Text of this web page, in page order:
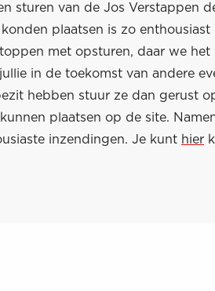
sturen van de Jos Verstappen
plaatsen is zo enthousiast
met opsturen, daar we het
in de toekomst van andere
hebben stuur ze dan gerust
plaatsen op de site.
inzendingen. Je kunt hier